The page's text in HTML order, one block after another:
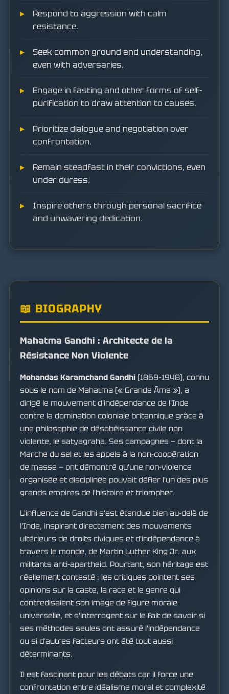
Respond to aggression with calm
resistance.
Seek common ground and understanding,
even with adversaries.
Engage in fasting and other forms of self-
purification to draw attention to causes.
Prioritize dialogue and negotiation over
confrontation.
Remain steadfast in their convictions, even
under duress.
Inspire others through personal sacrifice
and unwavering dedication.
📖 BIOGRAPHY
Mahatma Gandhi : Architecte de la
Résistance Non Violente
Mohandas Karamchand Gandhi (1869–1948), connu
sous le nom de Mahatma (« Grande Âme »), a
dirigé le mouvement d'indépendance de l'Inde
contre la domination coloniale britannique grâce à
une philosophie de désobéissance civile non
violente, le satyagraha. Ses campagnes — dont la
Marche du sel et les appels à la non-coopération
de masse — ont démontré qu'une non-violence
organisée et disciplinée pouvait défier l'un des plus
grands empires de l'histoire et triompher.
L'influence de Gandhi s'est étendue bien au-delà de
l'Inde, inspirant directement des mouvements
ultérieurs de droits civiques et d'indépendance à
travers le monde, de Martin Luther King Jr. aux
militants anti-apartheid. Pourtant, son héritage est
réellement contesté : les critiques pointent ses
opinions sur la caste, la race et le genre qui
contredisaient son image de figure morale
universelle, et s'interrogent sur le fait de savoir si
ses méthodes seules ont assuré l'indépendance
ou si d'autres facteurs ont été tout aussi
déterminants.
Il est fascinant pour les débats car il force une
confrontation entre idéalisme moral et complexité